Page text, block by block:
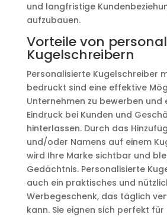
und langfristige
aufzubauen.
Vorteile von
Kugelschreibern
Personalisierte Kugelschreiber
bedruckt sind eine effektive
Unternehmen zu bewerben und
Eindruck bei Kunden und
hinterlassen. Durch das
und/oder Namens auf einem
wird Ihre Marke sichtbar und
Gedächtnis. Personalisierte
auch ein praktisches und
Werbegeschenk, das täglich
kann. Sie eignen sich perfekt für